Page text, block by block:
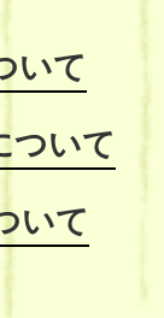
いて
ついて
いて